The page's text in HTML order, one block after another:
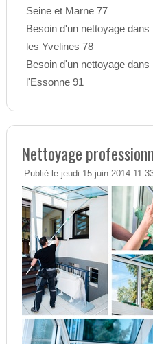
Seine et Marne 77
Besoin d'un nettoyage dans
les Yvelines 78
Besoin d'un nettoyage dans
l'Essonne 91
Nettoyage
Publié le jeudi 15 juin 2014